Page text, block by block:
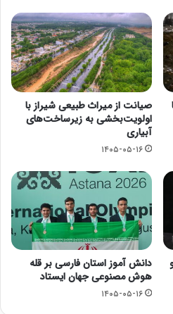
صیانت از میراث طبیعی شیراز با
اولویت‌بخشی به زیرساخت‌های
آبیاری
۱۴۰۵-۰۵-۱۶
دانش آموز استان فارسی بر قله
هوش مصنوعی جهان ایستاد
۱۴۰۵-۰۵-۱۶